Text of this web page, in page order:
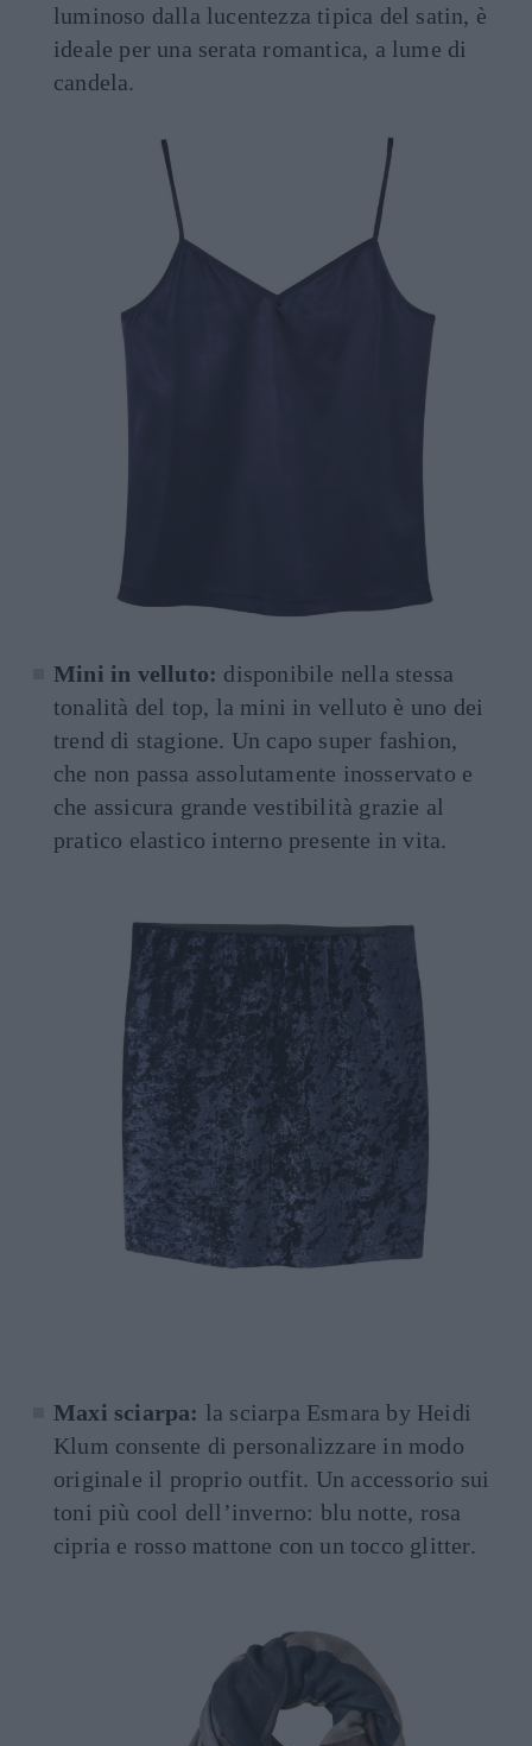
luminoso dalla lucentezza tipica del satin, è
ideale per una serata romantica, a lume di
candela.
Mini in velluto: disponibile nella stessa
tonalità del top, la mini in velluto è uno dei
trend di stagione. Un capo super fashion,
che non passa assolutamente inosservato e
che assicura grande vestibilità grazie al
pratico elastico interno presente in vita.
Maxi sciarpa: la sciarpa Esmara by Heidi
Klum consente di personalizzare in modo
originale il proprio outfit. Un accessorio sui
toni più cool dell’inverno: blu notte, rosa
cipria e rosso mattone con un tocco glitter.